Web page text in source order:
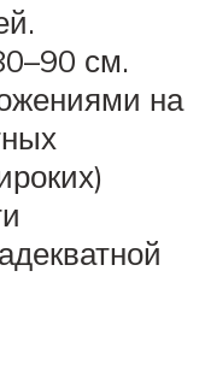
см.
на